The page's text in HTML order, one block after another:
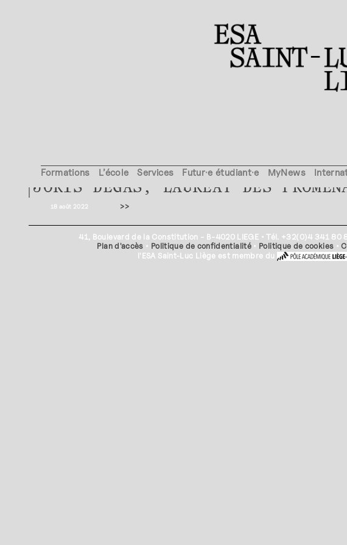
Formations L’école Services Futur·e étudiant·e MyNews
JORIS DEGAS, LAURÉAT DES
18 août 2022 >>
41, Boulevard de la Constitution - B-4020 LIEGE • Tél. +32(0)4 341
Plan d'accès • Politique de confidentialité • Politique de cookies •
l'ESA Saint-Luc Liège est membre du